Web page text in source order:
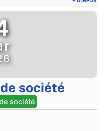
société
société